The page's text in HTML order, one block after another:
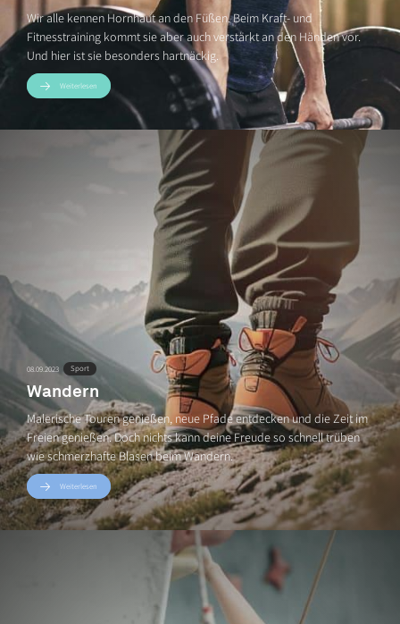
Wir alle kennen Hornhaut an den Füßen. Beim Kraft- und
Fitnesstraining kommt sie aber auch verstärkt an den Händen vor.
Und hier ist sie besonders hartnäckig.
Weiterlesen
08.09.2023 Sport
Wandern
Malerische Touren genießen, neue Pfade entdecken und die Zeit im
Freien genießen. Doch nichts kann deine Freude so schnell trüben
wie schmerzhafte Blasen beim Wandern.
Weiterlesen